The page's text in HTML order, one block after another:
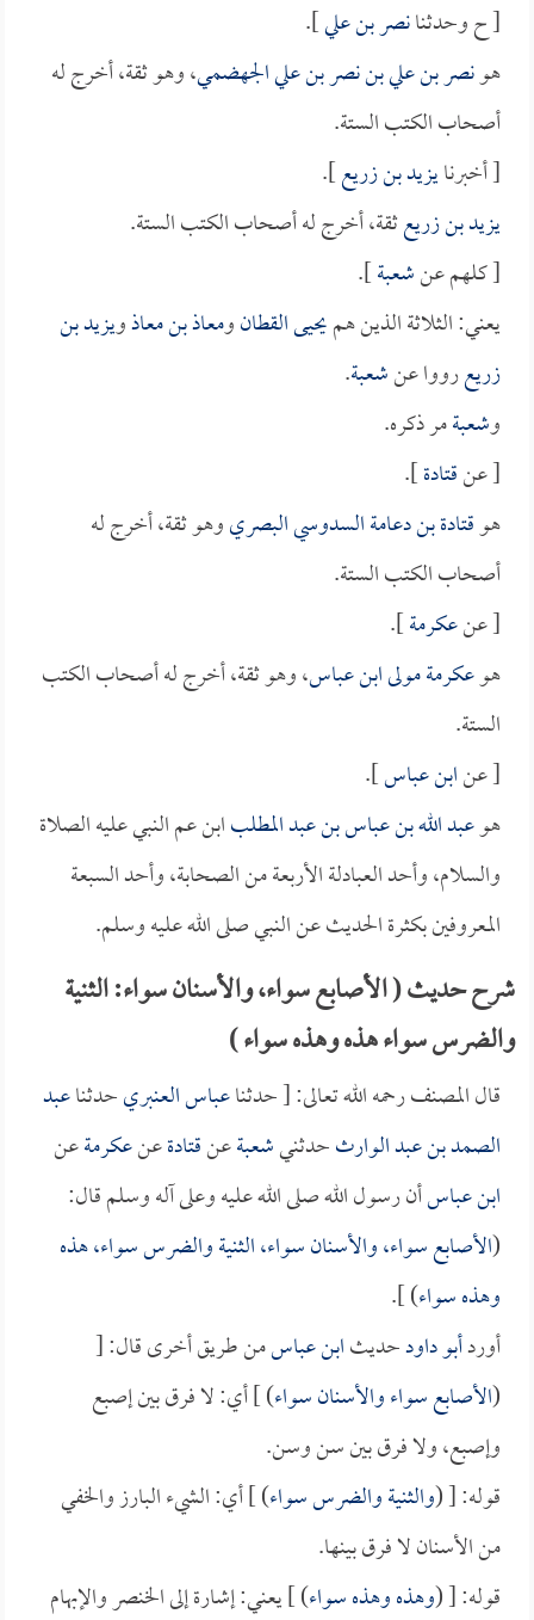
[ ح وحدثنانصر بن علي].
هونصر بن علي بن نصر بن علي الجهضمي، وهو ثقة، أخرج له
أصحاب الكتب الستة.
[ أخبرنايزيد بن زريع].
يزيد بن زريعثقة، أخرج له أصحاب الكتب الستة.
[ كلهم عنشعبة].
يعني: الثلاثة الذين هميحيى القطانومعاذ بن معاذويزيد بن
زريعرووا عنشعبة.
وشعبةمر ذكره.
[ عنقتادة].
هوقتادة بن دعامة السدوسي البصريوهو ثقة، أخرج له
أصحاب الكتب الستة.
[ عنعكرمة].
هوعكرمة مولى ابن عباس، وهو ثقة، أخرج له أصحاب الكتب
الستة.
[ عنابن عباس].
هوعبد الله بن عباس بن عبد المطلبابن عم النبي عليه الصلاة
والسلام، وأحد العبادلة الأربعة من الصحابة، وأحد السبعة
المعروفين بكثرة الحديث عن النبي صلى الله عليه وسلم.
شرح حديث ( الأصابع سواء، والأسنان سواء: الثنية
والضرس سواء هذه وهذه سواء )
قال المصنف رحمه الله تعالى: [ حدثناعباس العنبريحدثناعبد
الصمد بن عبد الوارثحدثنيشعبةعنقتادةعنعكرمةعن
ابن عباسأن رسول الله صلى الله عليه وعلى آله وسلم قال:
(الأصابع سواء، والأسنان سواء، الثنية والضرس سواء، هذه
وهذه سواء) ].
أوردأبو داودحديثابن عباسمن طريق أخرى قال: [
(الأصابع سواء والأسنان سواء) ] أي: لا فرق بين إصبع
وإصبع، ولا فرق بين سن وسن.
قوله: [ (والثنية والضرس سواء) ] أي: الشيء البارز والخفي
من الأسنان لا فرق بينها.
قوله: [ (وهذه وهذه سواء) ] يعني: إشارة إلى الخنصر والإبهام